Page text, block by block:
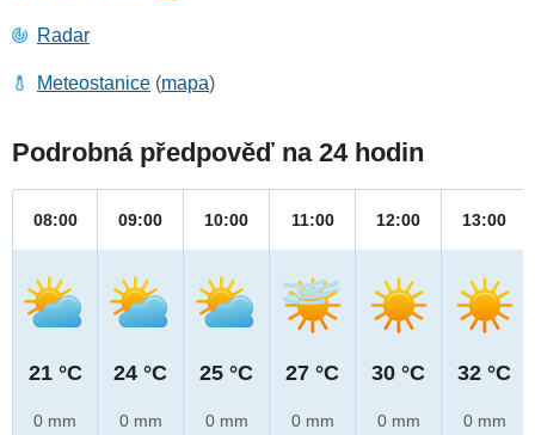
Radar
Meteostanice (mapa)
Podrobná předpověď na 24 hodin
08:00
21 °C
0 mm
09:00
24 °C
0 mm
10:00
25 °C
0 mm
11:00
27 °C
0 mm
12:00
30 °C
0 mm
13:00
32 °C
0 mm